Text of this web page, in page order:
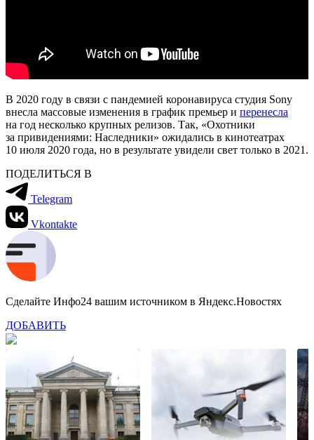
В 2020 году в связи с пандемией коронавируса студия Sony
внесла массовые изменения в график премьер и перенесла
на год несколько крупных релизов. Так, «Охотники
за привидениями: Наследники» ожидались в кинотеатрах
10 июля 2020 года, но в результате увидели свет только в 2021.
ПОДЕЛИТЬСЯ В
Telegram
Vkontakte
Сделайте Инфо24 вашим источником в Яндекс.Новостях
ДОБАВИТЬ